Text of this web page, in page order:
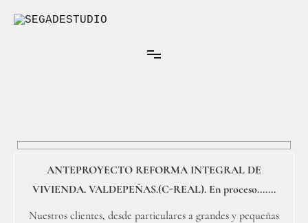
ANTEPROYECTO REFORMA INTEGRAL DE
VIVIENDA. VALDEPEÑAS.(C-REAL). En proceso.......
Nuestros clientes, desde particulares a grandes y pequeñas